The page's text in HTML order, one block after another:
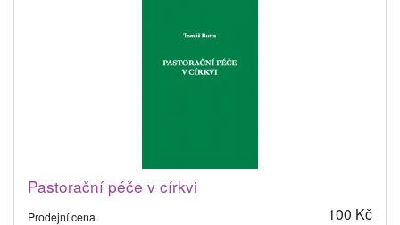
Pastorační péče v církvi
Prodejní cena 100 Kč